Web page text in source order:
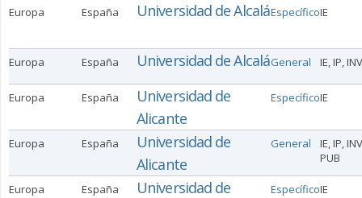
Europa España Universidad de AlcaláEspecíficoIE
Europa España Universidad de AlcaláGeneral IE, IP, INV
Europa España
Universidad de
Alicante
EspecíficoIE
Europa España
Universidad de
Alicante
General
IE, IP,
PUB
Europa España
Universidad de
EspecíficoIE